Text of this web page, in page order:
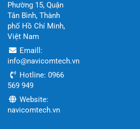
Phường 15, Quận
Tân Bình, Thành
phố Hồ Chí Minh,
Việt Nam
Emaill:
info@navicomtech.vn
Hotline: 0966
569 949
Website:
navicomtech.vn